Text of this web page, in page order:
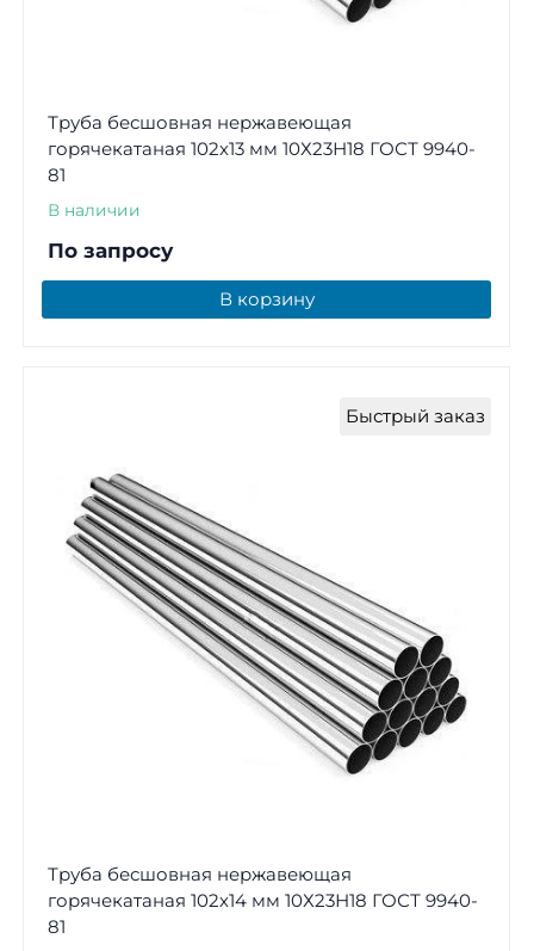
Труба бесшовная нержавеющая
горячекатаная 102х13 мм 10Х23Н18 ГОСТ 9940-
81
В наличии
По запросу
В корзину
Быстрый заказ
Труба бесшовная нержавеющая
горячекатаная 102х14 мм 10Х23Н18 ГОСТ 9940-
81